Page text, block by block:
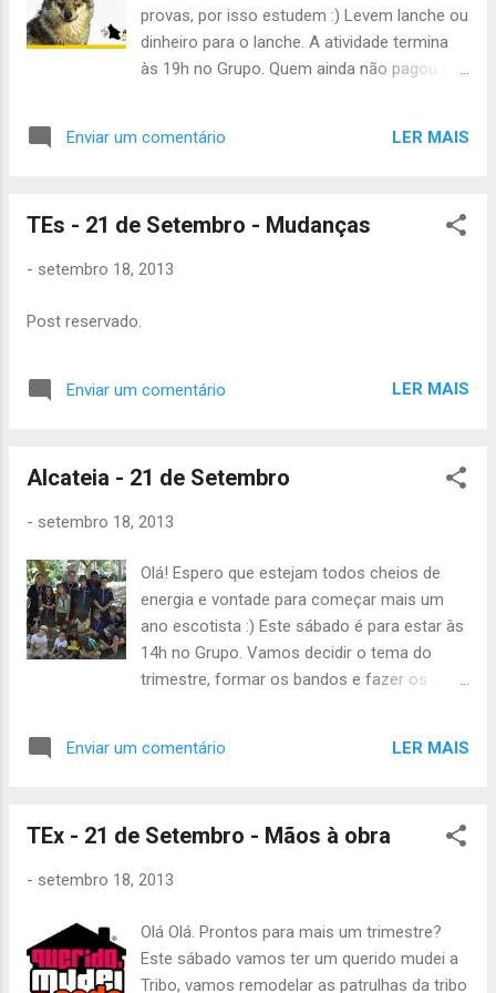
provas, por isso estudem :) Levem lanche ou
dinheiro para o lanche. A atividade termina
às 19h no Grupo. Quem ainda não pagou os
Enviar um comentário LER MAIS
TEs - 21 de Setembro - Mudanças
- setembro 18, 2013
Post reservado.
Enviar um comentário LER MAIS
Alcateia - 21 de Setembro
- setembro 18, 2013
Olá! Espero que estejam todos cheios de
energia e vontade para começar mais um
ano escotista :) Este sábado é para estar às
14h no Grupo. Vamos decidir o tema do
trimestre, formar os bandos e fazer os
acaba às 19h no Grupo. Levem lanche ou
Enviar um comentário LER MAIS
TEx - 21 de Setembro - Mãos à obra
- setembro 18, 2013
Olá Olá. Prontos para mais um trimestre?
Este sábado vamos ter um querido mudei a
Tribo, vamos remodelar as patrulhas da tribo